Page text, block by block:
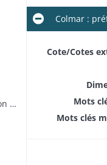
Altorf : buste reliquaire de saint Cyriaque offert par Léon IX à l'église d'Altorf
Colmar :
Cote/Cotes
Mots
Mots clés